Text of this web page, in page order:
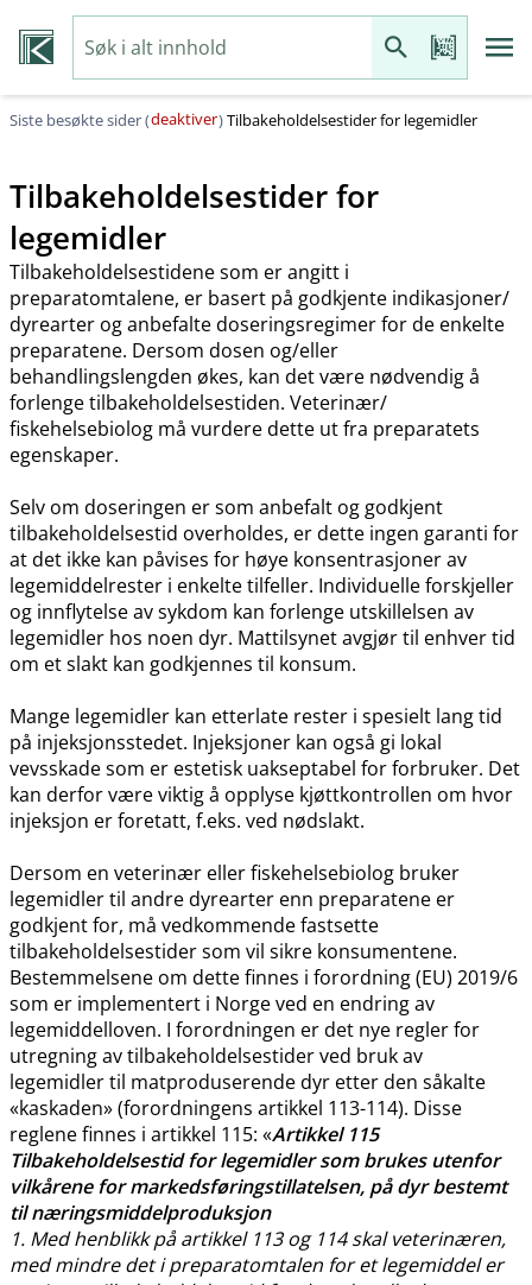
Siste besøkte sider (deaktiver)Tilbakeholdelsestider for legemidler
Tilbakeholdelsestider for
legemidler
Tilbakeholdelsestidene som er angitt i
preparatomtalene, er basert på godkjente indikasjoner​/​
dyrearter og anbefalte doseringsregimer for de enkelte
preparatene. Dersom dosen og​/​eller
behandlingslengden økes, kan det være nødvendig å
forlenge tilbakeholdelsestiden. Veterinær​/​
fiskehelsebiolog må vurdere dette ut fra preparatets
egenskaper.
Selv om doseringen er som anbefalt og godkjent
tilbakeholdelsestid overholdes, er dette ingen garanti for
at det ikke kan påvises for høye konsentrasjoner av
legemiddelrester i enkelte tilfeller. Individuelle forskjeller
og innflytelse av sykdom kan forlenge utskillelsen av
legemidler hos noen dyr. Mattilsynet avgjør til enhver tid
om et slakt kan godkjennes til konsum.
Mange legemidler kan etterlate rester i spesielt lang tid
på injeksjonsstedet. Injeksjoner kan også gi lokal
vevsskade som er estetisk uakseptabel for forbruker. Det
kan derfor være viktig å opplyse kjøttkontrollen om hvor
injeksjon er foretatt, f.eks. ved nødslakt.
Dersom en veterinær eller fiskehelsebiolog bruker
legemidler til andre dyrearter enn preparatene er
godkjent for, må vedkommende fastsette
tilbakeholdelsestider som vil sikre konsumentene.
Bestemmelsene om dette finnes i forordning (EU) 2019/6
som er implementert i Norge ved en endring av
legemiddelloven. I forordningen er det nye regler for
utregning av tilbakeholdelsestider ved bruk av
legemidler til matproduserende dyr etter den såkalte
«kaskaden» (forordningens artikkel 113-114). Disse
reglene finnes i artikkel 115: «Artikkel 115
Tilbakeholdelsestid for legemidler som brukes utenfor
vilkårene for markedsføringstillatelsen, på dyr bestemt
til næringsmiddelproduksjon
1. Med henblikk på artikkel 113 og 114 skal veterinæren,
med mindre det i preparatomtalen for et legemiddel er